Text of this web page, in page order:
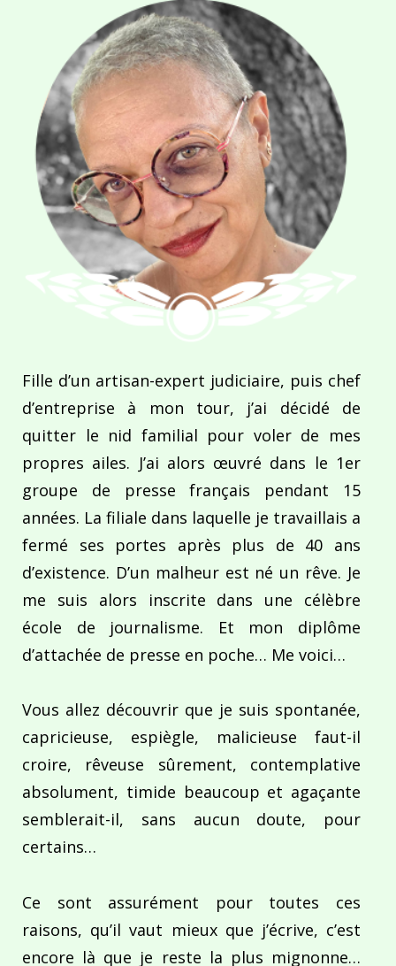
Fille d’un artisan-expert judiciaire, puis chef
d’entreprise à mon tour, j’ai décidé de
quitter le nid familial pour voler de mes
propres ailes. J’ai alors œuvré dans le 1er
groupe de presse français pendant 15
années. La filiale dans laquelle je travaillais a
fermé ses portes après plus de 40 ans
d’existence. D’un malheur est né un rêve. Je
me suis alors inscrite dans une célèbre
école de journalisme. Et mon diplôme
d’attachée de presse en poche… Me voici…
Vous allez découvrir que je suis spontanée,
capricieuse, espiègle, malicieuse faut-il
croire, rêveuse sûrement, contemplative
absolument, timide beaucoup et agaçante
semblerait-il, sans aucun doute, pour
certains…
Ce sont assurément pour toutes ces
raisons, qu’il vaut mieux que j’écrive, c’est
encore là que je reste la plus mignonne…